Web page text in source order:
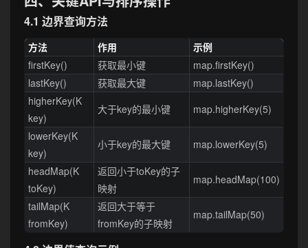
4.1 边界查询方法
方法 作用
示例
firstKey()
获取最小键
map.firstKey()
lastKey()
获取最大键
map.lastKey()
higherKey(K
key)
大于key的最小键
map.higherKey(5)
lowerKey(K
key)
小于key的最大键
map.lowerKey(5)
headMap(K
toKey)
返回小于toKey的子
映射
map.headMap(100)
tailMap(K
fromKey)
返回大于等于
fromKey的子映射
map.tailMap(50)